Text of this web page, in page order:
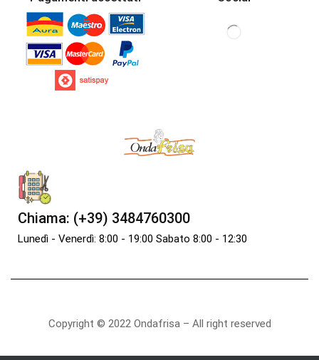
Chiama: (+39) 3484760300
Lunedì - Venerdì: 8:00 - 19:00 Sabato 8:00 - 12:30
Copyright © 2022 Ondafrisa – All right reserved